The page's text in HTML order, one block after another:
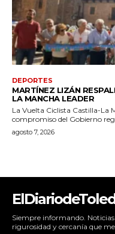
DEPORTES
MARTÍNEZ LIZÁN
LA MANCHA LEADER
La Vuelta Ciclista Castilla-La
compromiso del Gobierno
agosto 7, 2026
Siempre informando.
rigurosidad y cercanía que